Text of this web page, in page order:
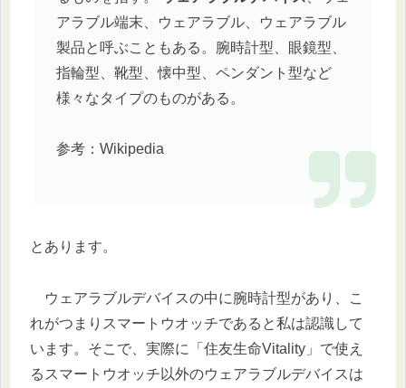
アラブル端末、ウェアラブル、ウェアラブル
製品と呼ぶこともある。腕時計型、眼鏡型、
指輪型、靴型、懐中型、ペンダント型など
様々なタイプのものがある。
参考：Wikipedia
とあります。
ウェアラブルデバイスの中に腕時計型があり、こ
れがつまりスマートウオッチであると私は認識して
います。そこで、実際に「住友生命Vitality」で使え
るスマートウオッチ以外のウェアラブルデバイスは